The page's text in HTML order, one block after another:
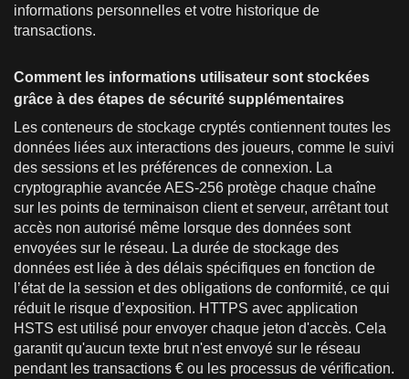
informations personnelles et votre historique de
transactions.
Comment les informations utilisateur sont stockées
grâce à des étapes de sécurité supplémentaires
Les conteneurs de stockage cryptés contiennent toutes les
données liées aux interactions des joueurs, comme le suivi
des sessions et les préférences de connexion. La
cryptographie avancée AES-256 protège chaque chaîne
sur les points de terminaison client et serveur, arrêtant tout
accès non autorisé même lorsque des données sont
envoyées sur le réseau. La durée de stockage des
données est liée à des délais spécifiques en fonction de
l’état de la session et des obligations de conformité, ce qui
réduit le risque d’exposition. HTTPS avec application
HSTS est utilisé pour envoyer chaque jeton d'accès. Cela
garantit qu'aucun texte brut n'est envoyé sur le réseau
pendant les transactions € ou les processus de vérification.